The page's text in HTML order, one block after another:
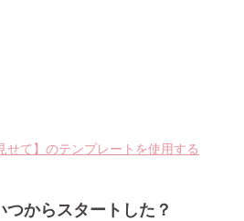
せて】のテンプレートを使用する
からスタートした？